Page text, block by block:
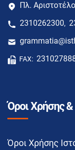
Πλ.
2310262300,
FAX:
Όροι Χρήσης
Όροι Χρήσης